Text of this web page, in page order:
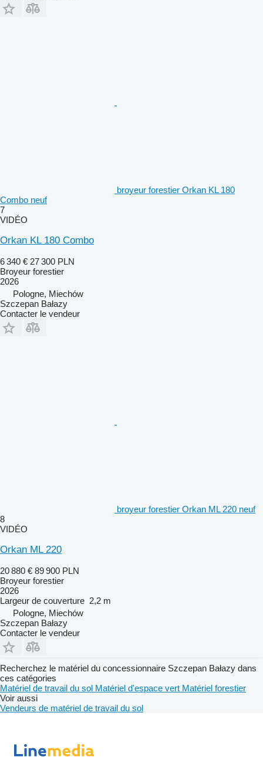
broyeur forestier Orkan KL 180
Combo neuf
7
VIDÉO
Orkan KL 180 Combo
6 340 € 27 300 PLN
Broyeur forestier
2026
Pologne, Miechów
Szczepan Bałazy
Contacter le vendeur
broyeur forestier Orkan ML 220 neuf
8
VIDÉO
Orkan ML 220
20 880 € 89 900 PLN
Broyeur forestier
2026
Largeur de couverture 2,2 m
Pologne, Miechów
Szczepan Bałazy
Contacter le vendeur
Recherchez le matériel du concessionnaire Szczepan Bałazy dans
ces catégories
Matériel de travail du sol Matériel d'espace vert Matériel forestier
Voir aussi
Vendeurs de matériel de travail du sol